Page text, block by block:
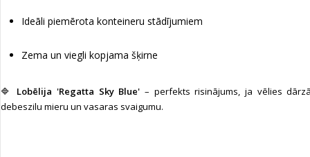
Ideāli piemērota konteineru stādījumiem
Zema un viegli kopjama šķirne
🔷 Lobēlija 'Regatta Sky Blue' – perfekts risinājums, ja vēlies
debeszilu mieru un vasaras svaigumu.